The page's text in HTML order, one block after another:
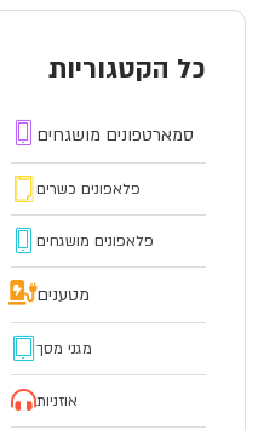
כל הקטגוריות
סמארטפונים מושגחים
פלאפונים כשרים
פלאפונים מושגחים
מטענים
מגני מסך
אוזניות